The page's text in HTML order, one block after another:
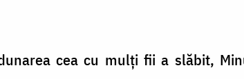
cea cu mulţi fii a slăbit,